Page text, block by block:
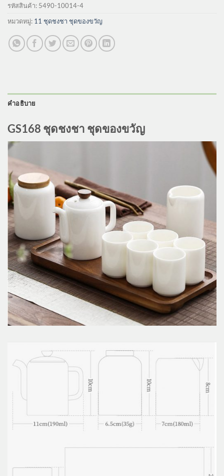
รหัสสินค้า: 5490-10014-4
หมวดหมู่: 11 ชุดชงชา ชุดของขวัญ
คำอธิบาย
GS168 ชุดชงชา ชุดของขวัญ